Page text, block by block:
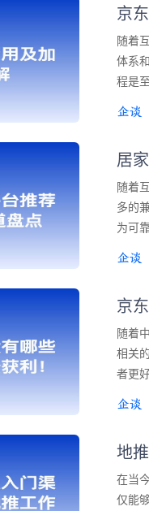
京
随着
体系
程是
居
随着
多的
为可
京
随着
相关
者更
地
在当
仅能